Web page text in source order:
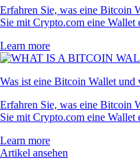
Erfahren Sie, was eine Bitcoin
Sie mit Crypto.com eine Wallet
Learn more
Was ist eine Bitcoin Wallet und
Erfahren Sie, was eine Bitcoin
Sie mit Crypto.com eine Wallet
Learn more
Artikel ansehen